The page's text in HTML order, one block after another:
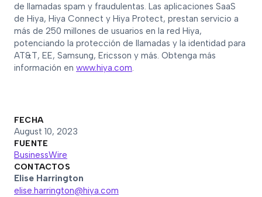
de llamadas spam y fraudulentas. Las aplicaciones SaaS
de Hiya, Hiya Connect y Hiya Protect, prestan servicio a
más de 250 millones de usuarios en la red Hiya,
potenciando la protección de llamadas y la identidad para
AT&T, EE, Samsung, Ericsson y más. Obtenga más
información en www.hiya.com.
FECHA
August 10, 2023
FUENTE
BusinessWire
CONTACTOS
Elise Harrington
elise.harrington@hiya.com